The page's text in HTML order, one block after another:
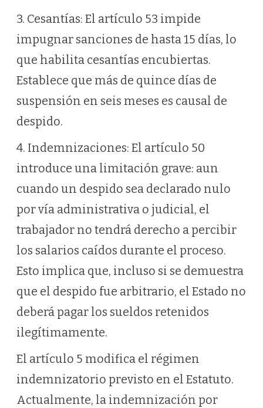
3. Cesantías: El artículo 53 impide
impugnar sanciones de hasta 15 días, lo
que habilita cesantías encubiertas.
Establece que más de quince días de
suspensión en seis meses es causal de
despido.
4. Indemnizaciones: El artículo 50
introduce una limitación grave: aun
cuando un despido sea declarado nulo
por vía administrativa o judicial, el
trabajador no tendrá derecho a percibir
los salarios caídos durante el proceso.
Esto implica que, incluso si se demuestra
que el despido fue arbitrario, el Estado no
deberá pagar los sueldos retenidos
ilegítimamente.
El artículo 5 modifica el régimen
indemnizatorio previsto en el Estatuto.
Actualmente, la indemnización por